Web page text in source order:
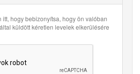
itt, hogy bebizonyítsa, hogy ön valóban
küldött kéretlen levelek elkerülésére